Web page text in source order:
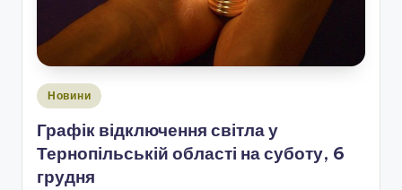
Опубліковано
Новини
Графік відключення світла у
Тернопільській області на суботу, 6
грудня